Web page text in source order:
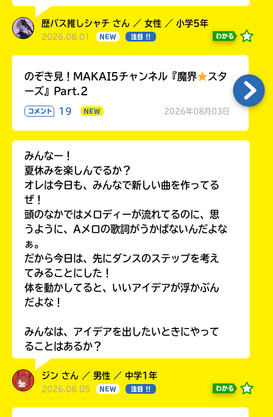
歴バス推しシャチ さん ／ 女性 ／ 小学5年
2026.08.01 NEW 注目 !! わかる
のぞき見！MAKAI5チャンネル『魔界
スタ
ーズ』Part.2
コメント 19 NEW 2026年08月03日
みんなー！
夏休みを楽しんでるか？
オレは今日も、みんなで新しい曲を作ってる
ぜ！
頭のなかではメロディーが流れてるのに、思
うように、Aメロの歌詞がうかばないんだよな
ぁ。
だから今日は、先にダンスのステップを考え
てみることにした！
体を動かしてると、いいアイデアが浮かぶん
だよな！
みんなは、アイデアを出したいときにやって
ることはあるか？
ジン さん ／ 男性 ／ 中学1年
2026.08.05 NEW 注目 !! わかる